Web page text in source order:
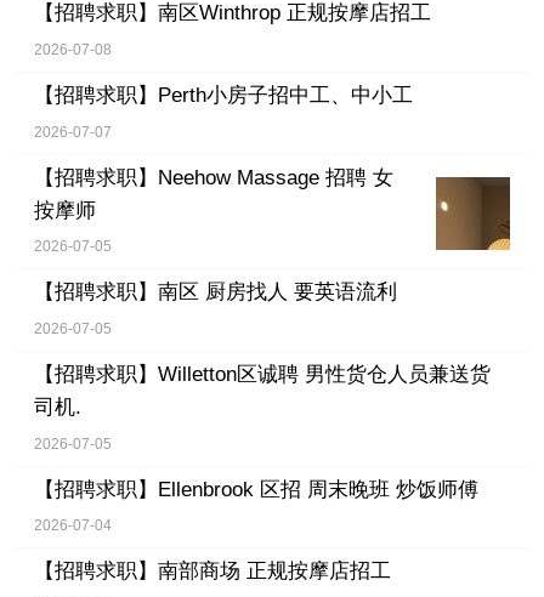
【招聘求职】 南区Winthrop 正规按摩店招工
2026-07-08
【招聘求职】 Perth小房子招中工、中小工
2026-07-07
【招聘求职】 Neehow Massage 招聘 女
按摩师
2026-07-05
【招聘求职】 南区 厨房找人 要英语流利
2026-07-05
【招聘求职】 Willetton区诚聘 男性货仓人员兼送货
司机.
2026-07-05
【招聘求职】 Ellenbrook 区招 周末晚班 炒饭师傅
2026-07-04
【招聘求职】 南部商场 正规按摩店招工